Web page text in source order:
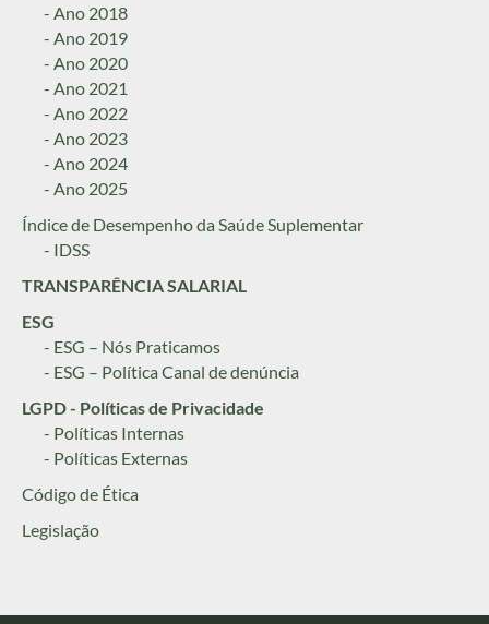
- Ano 2018
- Ano 2019
- Ano 2020
- Ano 2021
- Ano 2022
- Ano 2023
- Ano 2024
- Ano 2025
Índice de Desempenho da Saúde Suplementar
- IDSS
TRANSPARÊNCIA SALARIAL
ESG
- ESG – Nós Praticamos
- ESG – Política Canal de denúncia
LGPD - Políticas de Privacidade
- Políticas Internas
- Políticas Externas
Código de Ética
Legislação